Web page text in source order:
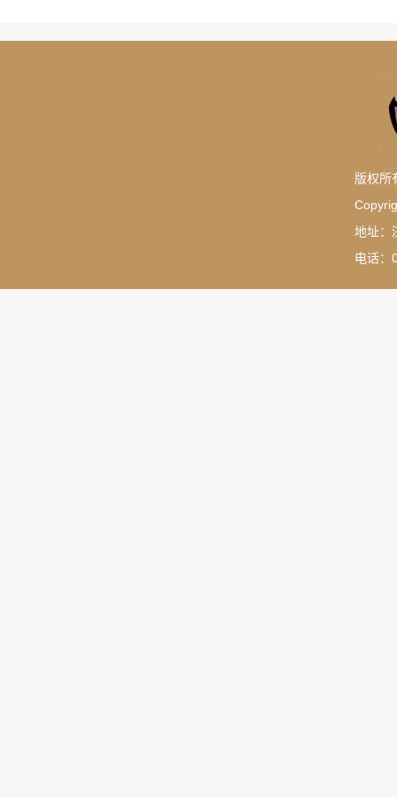
版权所
地址：
电话：